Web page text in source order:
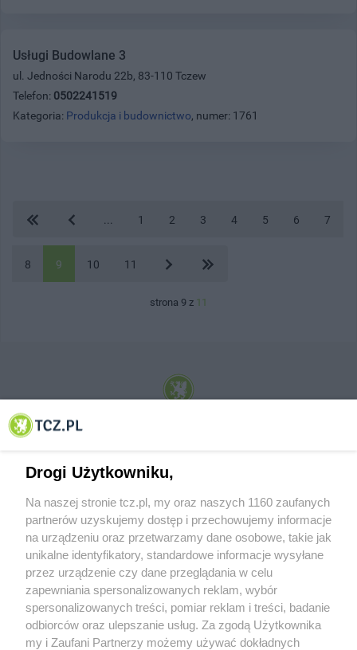
Usługi Budowlane 3
ul. Jedności Narodu 22b, 83-110 Tczew
Telefon: 0502241519
Kategoria: Produkcja i budownictwo, numer: 1761
1 2 3 4 5 6 7
8 9 10 11
strona 9 z 11
© 2001-2026 Tczew - TCZ.PL Sp. z o.o. Internetowy Serwis Informacyjny Miasta
O FIRMIE POLITYKA PRYWATNOŚCI HOSTING
REKLAMA WSPÓŁPRACA RSS FACEBOOK KONTAKT
Drogi Użytkowniku,
Na naszej stronie tcz.pl, my oraz naszych 1160 zaufanych
partnerów uzyskujemy dostęp i przechowujemy informacje
na urządzeniu oraz przetwarzamy dane osobowe, takie jak
unikalne identyfikatory, standardowe informacje wysyłane
przez urządzenie czy dane przeglądania w celu
zapewniania spersonalizowanych reklam, wybór
spersonalizowanych treści, pomiar reklam i treści, badanie
odbiorców oraz ulepszanie usług. Za zgodą Użytkownika
my i Zaufani Partnerzy możemy używać dokładnych